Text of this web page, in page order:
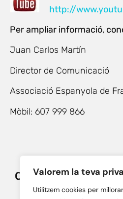
Valorem la teva
Utilitzem cookies per
http://
Per ampliar informació,
Juan Carlos Martín
Director de Comunicació
Associació Espanyola de
Mòbil: 607 999 866
Compartir: